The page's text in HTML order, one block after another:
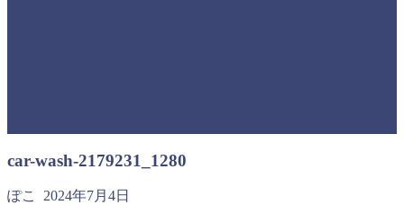
car-wash-2179231_1280
ぽこ 2024年7月4日